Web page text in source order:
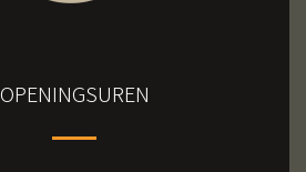
OPENINGSUREN